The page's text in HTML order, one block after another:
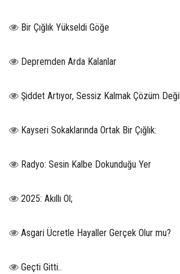
Bir Çığlık Yükseldi Göğe
Depremden Arda Kalanlar
Şiddet Artıyor, Sessiz Kalmak Çözüm Değil
Kayseri Sokaklarında Ortak Bir Çığlık:
Radyo: Sesin Kalbe Dokunduğu Yer
2025: Akıllı Ol;
Asgari Ücretle Hayaller Gerçek Olur mu?
Geçti Gitti..